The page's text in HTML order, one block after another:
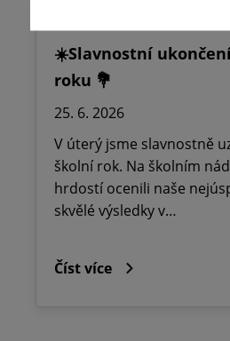
☀️Slavnostní
roku 💐
25. 6. 2026
V úterý jsme slavnostně
školní rok. Na školním
hrdostí ocenili naše
skvělé výsledky v…
Číst více